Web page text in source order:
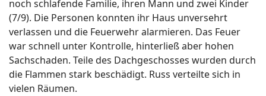
noch schlafende Familie, ihren Mann und zwei Kinder
(7/9). Die Personen konnten ihr Haus unversehrt
verlassen und die Feuerwehr alarmieren. Das Feuer
war schnell unter Kontrolle, hinterließ aber hohen
Sachschaden. Teile des Dachgeschosses wurden durch
die Flammen stark beschädigt. Russ verteilte sich in
vielen Räumen.